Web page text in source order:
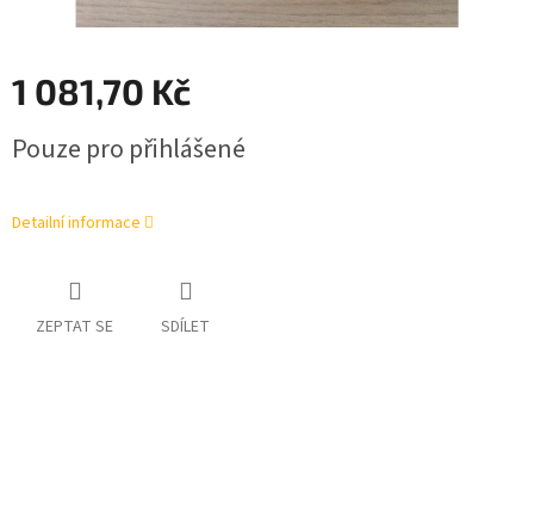
1 081,70 Kč
cena:
Pouze pro přihlášené
Detailní informace
ZEPTAT SE SDÍLET